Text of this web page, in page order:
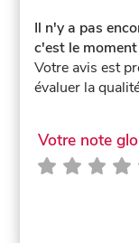
Il n'y a pas
c'est le
Votre avis est
évaluer la
Votre note